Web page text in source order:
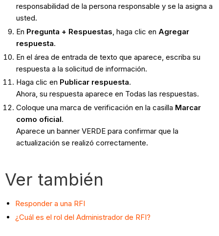
responsabilidad de la persona responsable y se la asigna a
usted.
En Pregunta + Respuestas, haga clic en Agregar
respuesta.
En el área de entrada de texto que aparece, escriba su
respuesta a la solicitud de información.
Haga clic en Publicar respuesta.
Ahora, su respuesta aparece en Todas las respuestas.
Coloque una marca de verificación en la casilla Marcar
como oficial.
Aparece un banner VERDE para confirmar que la
actualización se realizó correctamente.
Ver también
Responder a una RFI
¿Cuál es el rol del Administrador de RFI?